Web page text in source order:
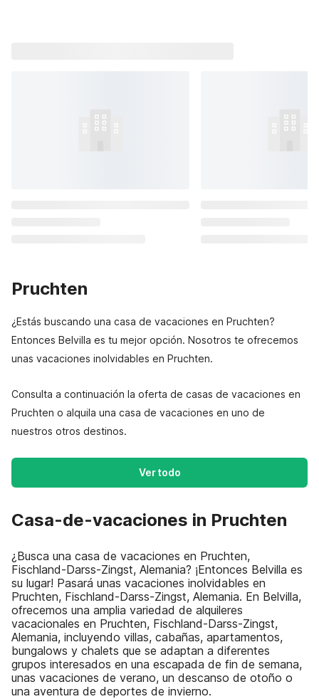
Pruchten
¿Estás buscando una casa de vacaciones en Pruchten?
Entonces Belvilla es tu mejor opción. Nosotros te ofrecemos
unas vacaciones inolvidables en Pruchten.
Consulta a continuación la oferta de casas de vacaciones en
Pruchten o alquila una casa de vacaciones en uno de
nuestros otros destinos.
Ver todo
Casa-de-vacaciones in Pruchten
¿Busca una casa de vacaciones en Pruchten,
Fischland-Darss-Zingst, Alemania? ¡Entonces Belvilla es
su lugar! Pasará unas vacaciones inolvidables en
Pruchten, Fischland-Darss-Zingst, Alemania. En Belvilla,
ofrecemos una amplia variedad de alquileres
vacacionales en Pruchten, Fischland-Darss-Zingst,
Alemania, incluyendo villas, cabañas, apartamentos,
bungalows y chalets que se adaptan a diferentes
grupos interesados en una escapada de fin de semana,
unas vacaciones de verano, un descanso de otoño o
una aventura de deportes de invierno.